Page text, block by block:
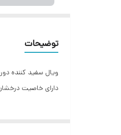
توضیحات
دارای خاصیت